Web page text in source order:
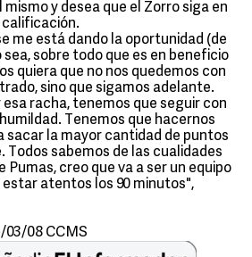
y desea que el Zorro siga en
calificación.
me está dando la oportunidad (de
sobre todo que es en beneficio
quiera que no nos quedemos con
sino que sigamos adelante.
racha, tenemos que seguir con
Tenemos que hacernos
sacar la mayor cantidad de puntos
Todos sabemos de las cualidades
Pumas, creo que va a ser un equipo
atentos los 90 minutos",
03/08 CCMS